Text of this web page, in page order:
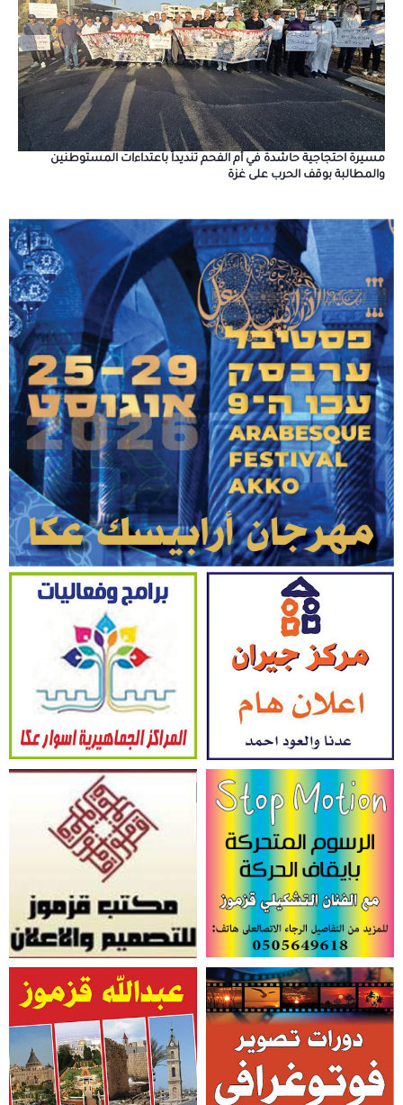
مسيرة احتجاجية حاشدة في أم الفحم تنديداً باعتداءات المستوطنين
والمطالبة بوقف الحرب على غزة